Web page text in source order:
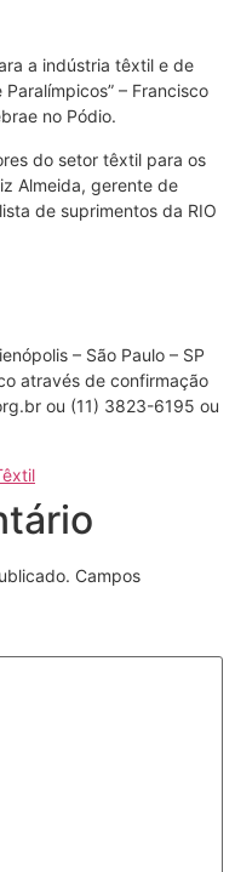
a indústria têxtil e de
– Francisco
no Pódio.
do setor têxtil para os
Almeida, gerente de
de suprimentos da RIO
– São Paulo – SP
através de confirmação
ou (11) 3823-6195 ou
Campos